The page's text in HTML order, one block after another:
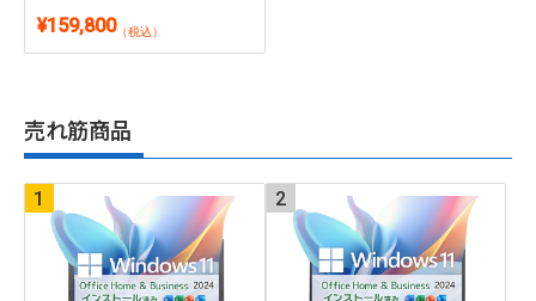
2024付き
¥159,800（税込）
売れ筋商品